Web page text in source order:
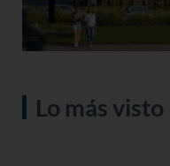
Lo más visto